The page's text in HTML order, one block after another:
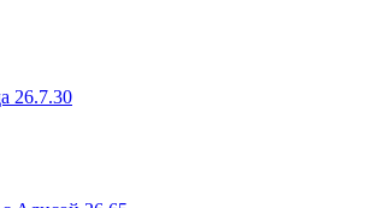
26.7.30